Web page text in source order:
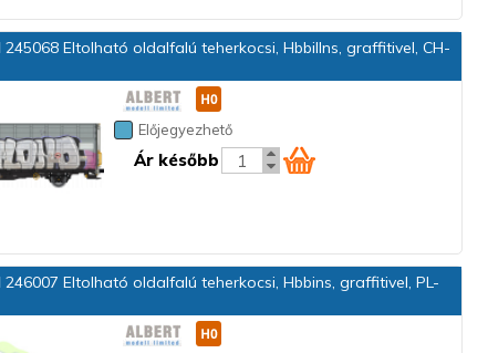
245068 Eltolható oldalfalú teherkocsi, Hbbillns, graffitivel, CH-
Előjegyezhető
Ár később
246007 Eltolható oldalfalú teherkocsi, Hbbins, graffitivel, PL-